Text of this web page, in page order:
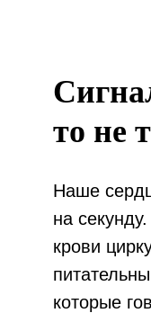
то не
Наше
на
крови
которые